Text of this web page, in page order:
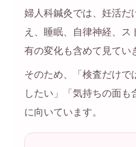
婦人科鍼灸では、妊活だ
え、睡眠、自律神経、
有の変化も含めて見てい
そのため、「検査だけで
したい」「気持ちの面
に向いています。